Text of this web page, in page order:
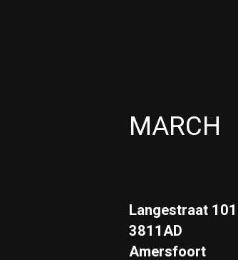
MARCH
Langestraat 101
3811AD
Amersfoort